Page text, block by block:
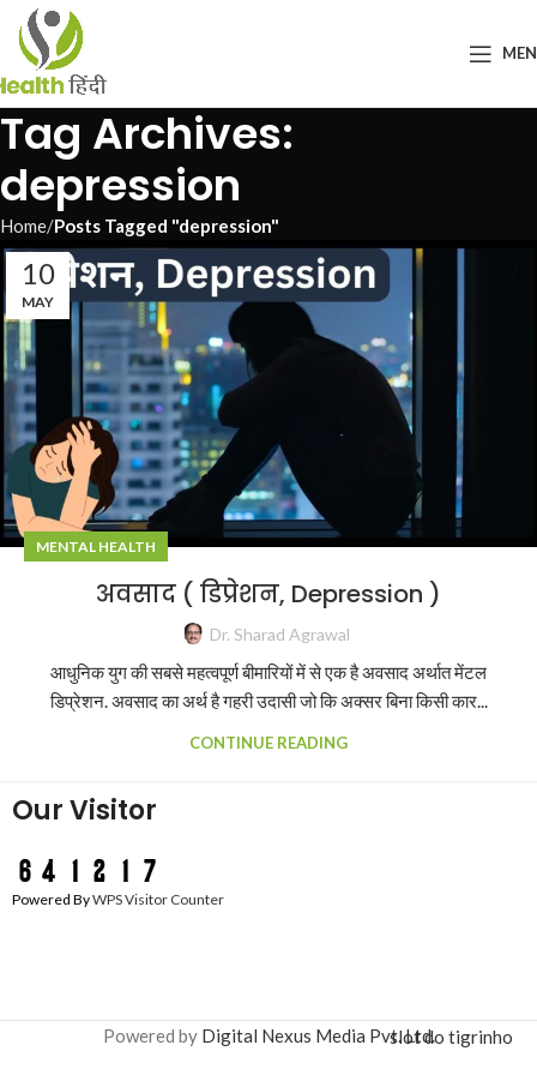
Tag Archives:
depression
Home Posts Tagged "depression"
10
MAY
MENTAL HEALTH
अवसाद ( डिप्रेशन, Depression )
Dr. Sharad Agrawal
आधुनिक युग की सबसे महत्वपूर्ण बीमारियों में से एक है अवसाद अर्थात मेंटल
डिप्रेशन. अवसाद का अर्थ है गहरी उदासी जो कि अक्सर बिना किसी कार...
CONTINUE READING
Our Visitor
Powered ByWPS Visitor Counter
Powered by Digital Nexus Media Pvt. Ltd.slot do tigrinho